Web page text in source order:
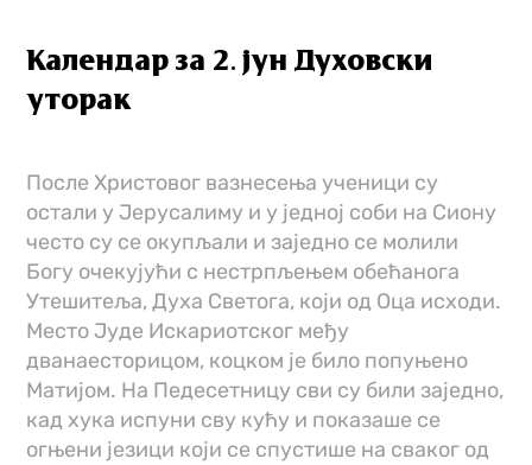
Календар за 2. јун Духовски
уторак
После Христовог вазнесења ученици су
остали у Јерусалиму и у једној соби на Сиону
често су се окупљали и заједно се молили
Богу очекујући с нестрпљењем обећанога
Утешитеља, Духа Светога, који од Оца исходи.
Место Јуде Искариотског међу
дванаесторицом, коцком је било попуњено
Матијом. На Педесетницу сви су били заједно,
кад хука испуни сву кућу и показаше се
огњени језици који се спустише на сваког од